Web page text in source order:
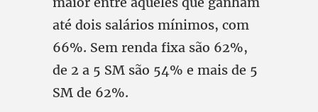
até dois salários mínimos, com
66%. Sem renda fixa são 62%,
de 2 a 5 SM são 54% e mais de 5
SM de 62%.